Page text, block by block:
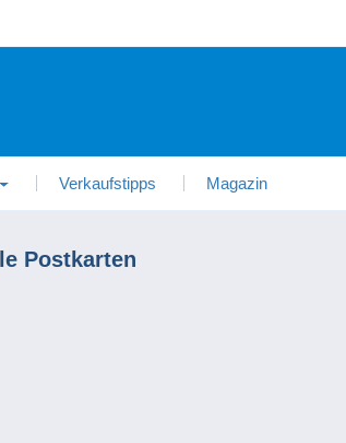
Verkaufstipps Magazin
Postkarten